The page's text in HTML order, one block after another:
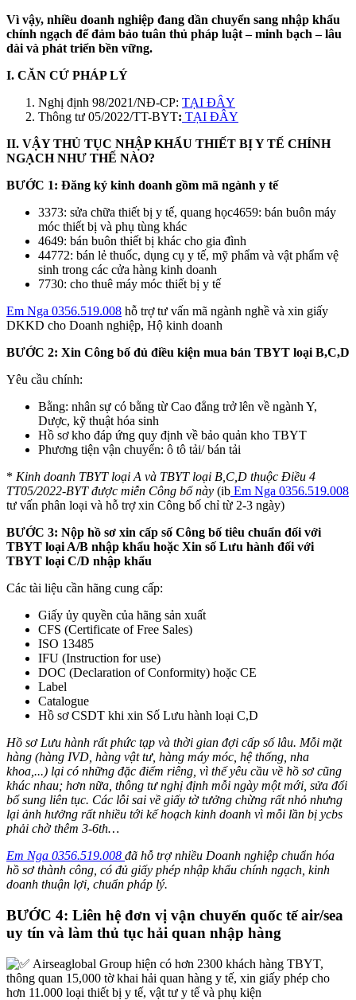
Vì vậy, nhiều doanh nghiệp đang dần chuyển sang nhập khẩu
chính ngạch để đảm bảo tuân thủ pháp luật – minh bạch – lâu
dài và phát triển bền vững.
I. CĂN CỨ PHÁP LÝ
Nghị định 98/2021/NĐ-CP: TẠI ĐÂY
Thông tư 05/2022/TT-BYT: TẠI ĐÂY
II. VẬY THỦ TỤC NHẬP KHẨU THIẾT BỊ Y TẾ CHÍNH
NGẠCH NHƯ THẾ NÀO?
BƯỚC 1: Đăng ký kinh doanh gồm mã ngành y tế
3373: sửa chữa thiết bị y tế, quang học4659: bán buôn máy
móc thiết bị và phụ tùng khác
4649: bán buôn thiết bị khác cho gia đình
44772: bán lẻ thuốc, dụng cụ y tế, mỹ phẩm và vật phẩm vệ
sinh trong các cửa hàng kinh doanh
7730: cho thuê máy móc thiết bị y tế
Em Nga 0356.519.008 hỗ trợ tư vấn mã ngành nghề và xin giấy
DKKD cho Doanh nghiệp, Hộ kinh doanh
BƯỚC 2: Xin Công bố đủ điều kiện mua bán TBYT loại B,C,D
Yêu cầu chính:
Bằng: nhân sự có bằng từ Cao đẳng trở lên về ngành Y,
Dược, kỹ thuật hóa sinh
Hồ sơ kho đáp ứng quy định về bảo quản kho TBYT
Phương tiện vận chuyển: ô tô tải/ bán tải
* Kinh doanh TBYT loại A và TBYT loại B,C,D thuộc Điều 4
TT05/2022-BYT được miễn Công bố này (ib Em Nga 0356.519.008
tư vấn phân loại và hỗ trợ xin Công bố chỉ từ 2-3 ngày)
BƯỚC 3: Nộp hồ sơ xin cấp số Công bố tiêu chuẩn đối với
TBYT loại A/B nhập khẩu hoặc Xin số Lưu hành đối với
TBYT loại C/D nhập khẩu
Các tài liệu cần hãng cung cấp:
Giấy ủy quyền của hãng sản xuất
CFS (Certificate of Free Sales)
ISO 13485
IFU (Instruction for use)
DOC (Declaration of Conformity) hoặc CE
Label
Catalogue
Hồ sơ CSDT khi xin Số Lưu hành loại C,D
Hồ sơ Lưu hành rất phức tạp và thời gian đợi cấp số lâu. Mỗi mặt
hàng (hàng IVD, hàng vật tư, hàng máy móc, hệ thống, nha
khoa,...) lại có những đặc điểm riêng, vì thế yêu cầu về hồ sơ cũng
khác nhau; hơn nữa, thông tư nghị định mỗi ngày một mới, sửa đổi
bổ sung liên tục. Các lỗi sai về giấy tờ tưởng chừng rất nhỏ nhưng
lại ảnh hưởng rất nhiều tới kế hoạch kinh doanh vì mỗi lần bị ycbs
phải chờ thêm 3-6th…
Em Nga 0356.519.008 đã hỗ trợ nhiều Doanh nghiệp chuẩn hóa
hồ sơ thành công, có đủ giấy phép nhập khẩu chính ngạch, kinh
doanh thuận lợi, chuẩn pháp lý.
BƯỚC 4: Liên hệ đơn vị vận chuyển quốc tế air/sea
uy tín và làm thủ tục hải quan nhập hàng
Airseaglobal Group hiện có hơn 2300 khách hàng TBYT,
thông quan 15,000 tờ khai hải quan hàng y tế, xin giấy phép cho
hơn 11.000 loại thiết bị y tế, vật tư y tế và phụ kiện